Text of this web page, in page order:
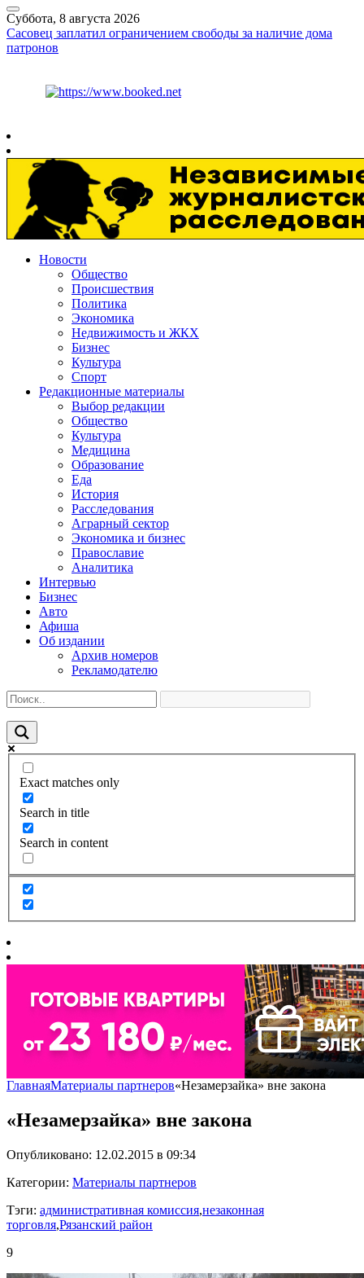
Суббота, 8 августа 2026
Сасовец заплатил ограничением свободы за наличие дома
патронов
Новости
Общество
Происшествия
Политика
Экономика
Недвижимость и ЖКХ
Бизнес
Культура
Спорт
Редакционные материалы
Выбор редакции
Общество
Культура
Медицина
Образование
Еда
История
Расследования
Аграрный сектор
Экономика и бизнес
Православие
Аналитика
Интервью
Бизнес
Авто
Афиша
Об издании
Архив номеров
Рекламодателю
Exact matches only
Search in title
Search in content
ГлавнаяМатериалы партнеров«Незамерзайка» вне закона
«Незамерзайка» вне закона
Опубликовано: 12.02.2015 в 09:34
Категории: Материалы партнеров
Тэги: административная комиссия,незаконная
торговля,Рязанский район
9